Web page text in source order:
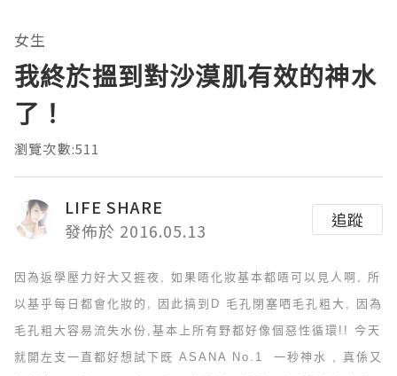
女生
我終於搵到對沙漠肌有效的神水
了！
瀏覽次數:511
LIFE SHARE
發佈於 2016.05.13
追蹤
因為返學壓力好大又捱夜, 如果唔化妝基本都唔可以見人啊, 所
以基乎每日都會化妝的, 因此搞到D 毛孔閉塞哂毛孔粗大, 因為
毛孔粗大容易流失水份,基本上所有野都好像個惡性循環!! 今天
就開左支一直都好想試下既 ASANA No.1 一秒神水 , 真係又